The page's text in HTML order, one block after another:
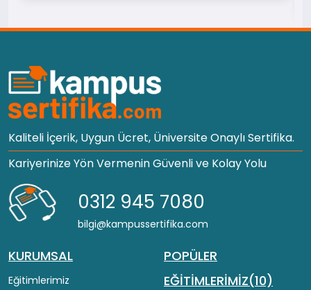
Kaliteli İçerik, Uygun Ücret, Üniversite Onaylı Sertifika.
Kariyerinize Yön Vermenin Güvenli ve Kolay Yolu
0312 945 7080
bilgi@kampussertifika.com
KURUMSAL
Eğitimlerimiz
POPÜLER
EĞİTİMLERİMİZ(10)